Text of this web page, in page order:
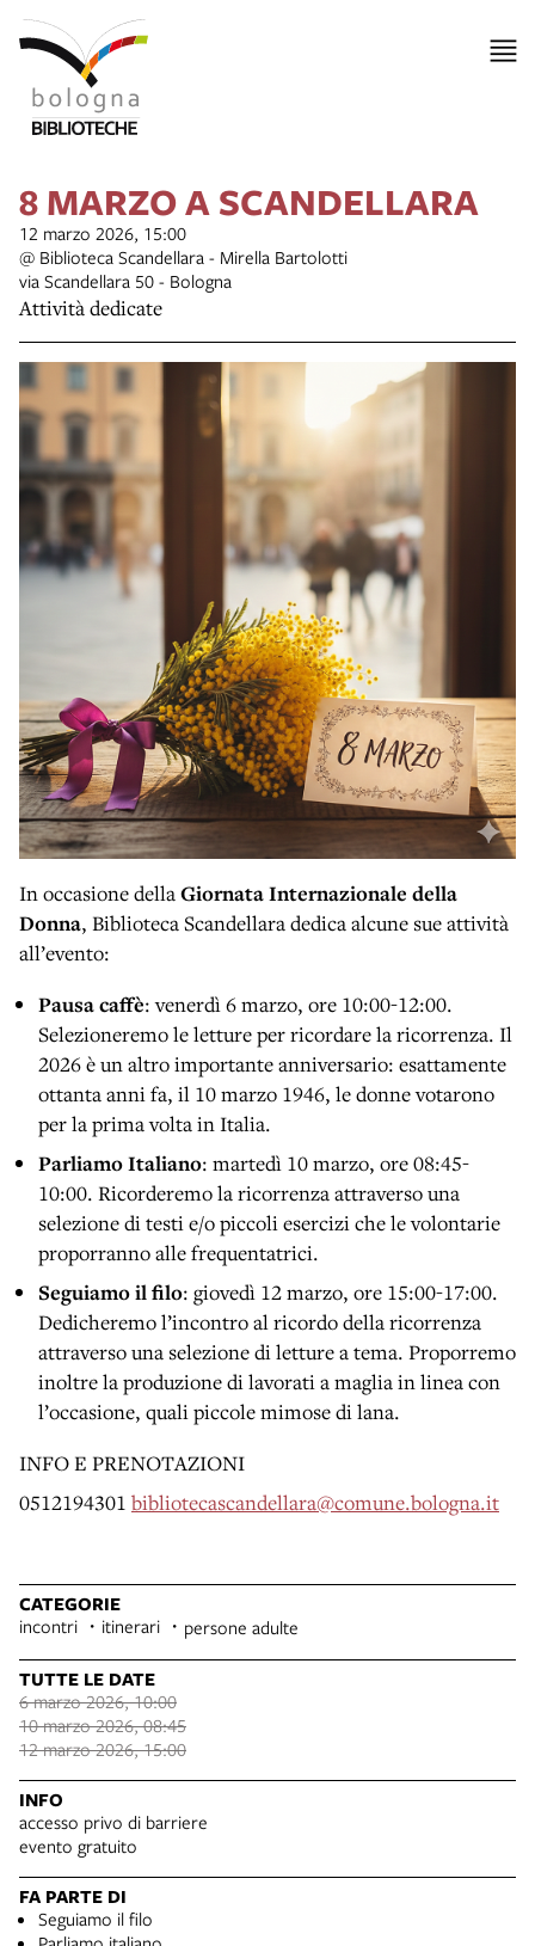
8 MARZO A SCANDELLARA
12 marzo 2026, 15:00
@ Biblioteca Scandellara - Mirella Bartolotti
via Scandellara 50 - Bologna
Attività dedicate
In occasione dellaGiornata Internazionale della
Donna, Biblioteca Scandellara dedica alcune sue attività
all’evento:
Pausa caffè: venerdì 6 marzo, ore 10:00-12:00.
Selezioneremo le letture per ricordare la ricorrenza. Il
2026 è un altro importante anniversario: esattamente
ottanta anni fa, il 10 marzo 1946, le donne votarono
per la prima volta in Italia.
Parliamo Italiano: martedì 10 marzo, ore 08:45-
10:00. Ricorderemo la ricorrenza attraverso una
selezione di testi e/o piccoli esercizi che le volontarie
proporranno alle frequentatrici.
Seguiamo il filo: giovedì 12 marzo, ore 15:00-17:00.
Dedicheremo l’incontro al ricordo della ricorrenza
attraverso una selezione di letture a tema. Proporremo
inoltre la produzione di lavorati a maglia in linea con
l’occasione, quali piccole mimose di lana.
INFO E PRENOTAZIONI
0512194301 bibliotecascandellara@comune.bologna.it
CATEGORIE
incontri itinerari persone adulte
TUTTE LE DATE
6 marzo 2026, 10:00
10 marzo 2026, 08:45
12 marzo 2026, 15:00
INFO
accesso privo di barriere
evento gratuito
FA PARTE DI
Seguiamo il filo